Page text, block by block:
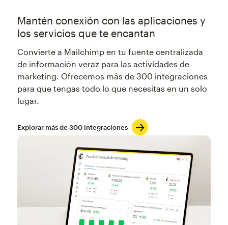
Mantén conexión con las aplicaciones y
los servicios que te encantan
Convierte a Mailchimp en tu fuente centralizada
de información veraz para las actividades de
marketing. Ofrecemos más de 300 integraciones
para que tengas todo lo que necesitas en un solo
lugar.
Explorar más de 300 integraciones